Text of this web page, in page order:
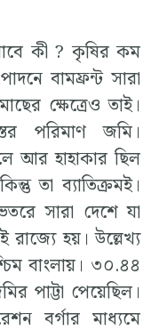
কী ? কৃষির কম
বামফ্রন্ট সারা
ক্ষেত্রেও তাই।
পরিমাণ জমি।
আর হাহাকার ছিল
তা ব্যাতিক্রমই।
সারা দেশে যা
হয়। উল্লেখ্য
বাংলায়। ৩০.৪৪
পাট্টা পেয়েছিল।
বর্গার মাধ্যমে